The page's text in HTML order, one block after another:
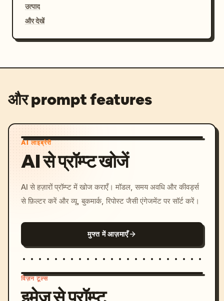
उत्पाद
और देखें
और prompt features
AI लाइब्रेरी
AI से प्रॉम्प्ट खोजें
AI से हज़ारों प्रॉम्प्ट में खोज कराएँ। मॉडल, समय अवधि और कीवर्ड्स
से फ़िल्टर करें और व्यू, बुकमार्क, रिपोस्ट जैसी एंगेजमेंट पर सॉर्ट करें।
मुफ्त में आज़माएँ
विज़न टूल्स